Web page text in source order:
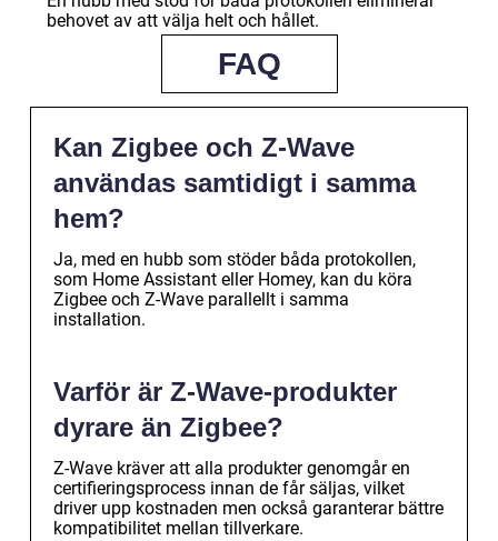
behovet av att välja helt och hållet.
FAQ
Kan Zigbee och Z-Wave
användas samtidigt i samma
hem?
Ja, med en hubb som stöder båda protokollen,
som Home Assistant eller Homey, kan du köra
Zigbee och Z-Wave parallellt i samma
installation.
Varför är Z-Wave-produkter
dyrare än Zigbee?
Z-Wave kräver att alla produkter genomgår en
certifieringsprocess innan de får säljas, vilket
driver upp kostnaden men också garanterar bättre
kompatibilitet mellan tillverkare.